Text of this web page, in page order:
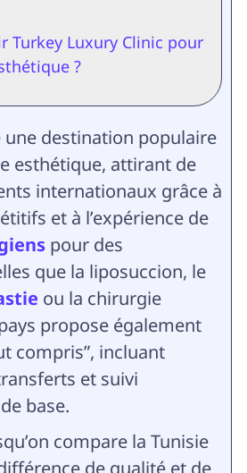
Turkey Luxury Clinic pour
?
une destination populaire
esthétique, attirant de
internationaux grâce à
et à l’expérience de
pour des
que la liposuccion, le
ou la chirurgie
propose également
compris”, incluant
et suivi
base.
compare la Tunisie
de qualité et de